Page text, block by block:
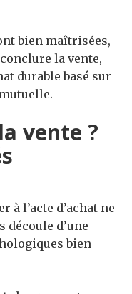
bien maîtrisées,
la vente,
durable basé sur
vente ?
à l’acte d’achat ne
découle d’une
bien